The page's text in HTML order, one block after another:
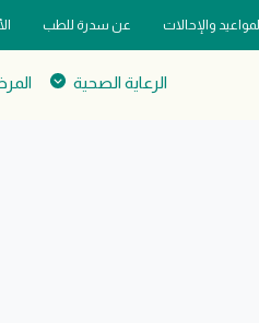
والإحالات عن سدرة للطب
الرعاية الصحية